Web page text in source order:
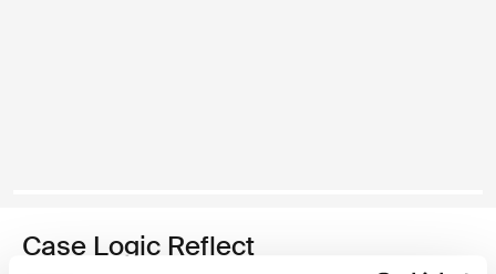
Case Logic Reflect